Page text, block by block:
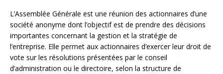
L’Assemblée Générale est une réunion des actionnaires d’une
société anonyme dont l’objectif est de prendre des décisions
importantes concernant la gestion et la stratégie de
l’entreprise. Elle permet aux actionnaires d’exercer leur droit de
vote sur les résolutions présentées par le conseil
d’administration ou le directoire, selon la structure de